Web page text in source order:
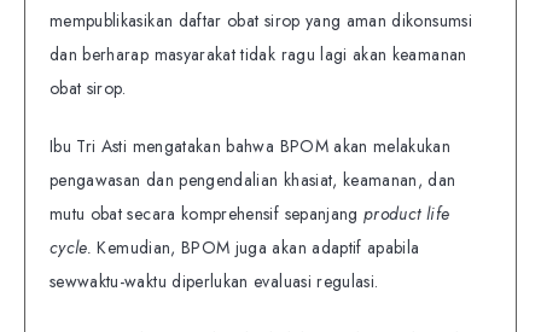
mempublikasikan daftar obat sirop yang aman dikonsumsi
dan berharap masyarakat tidak ragu lagi akan keamanan
obat sirop.
Ibu Tri Asti mengatakan bahwa BPOM akan melakukan
pengawasan dan pengendalian khasiat, keamanan, dan
mutu obat secara komprehensif sepanjangproduct life
cycle.Kemudian, BPOM juga akan adaptif apabila
sewwaktu-waktu diperlukan evaluasi regulasi.